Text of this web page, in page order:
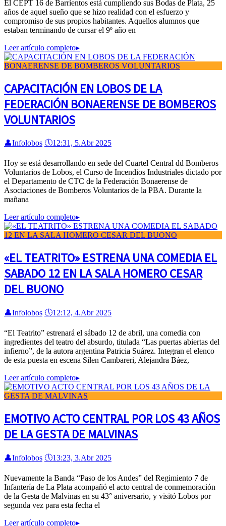
El CEPT 16 de Barrientos está cumpliendo sus Bodas de Plata, 25
años de aquel sueño que se hizo realidad con el esfuerzo y
compromiso de sus propios habitantes. Aquellos alumnos que
estaban terminando de cursar el 9º año en
Leer artículo completo▸
CAPACITACIÓN EN LOBOS DE LA
FEDERACIÓN BONAERENSE DE BOMBEROS
VOLUNTARIOS
👤Infolobos 🕔12:31, 5.Abr 2025
Hoy se está desarrollando en sede del Cuartel Central dd Bomberos
Voluntarios de Lobos, el Curso de Incendios Industriales dictado por
el Departamento de CTC de la Federación Bonaerense de
Asociaciones de Bomberos Voluntarios de la PBA. Durante la
mañana
Leer artículo completo▸
«EL TEATRITO» ESTRENA UNA COMEDIA EL
SABADO 12 EN LA SALA HOMERO CESAR
DEL BUONO
👤Infolobos 🕔12:12, 4.Abr 2025
“El Teatrito” estrenará el sábado 12 de abril, una comedia con
ingredientes del teatro del absurdo, titulada “Las puertas abiertas del
infierno”, de la autora argentina Patricia Suárez. Integran el elenco
de esta puesta en escena Silen Cambareri, Alejandra Báez,
Leer artículo completo▸
EMOTIVO ACTO CENTRAL POR LOS 43 AÑOS
DE LA GESTA DE MALVINAS
👤Infolobos 🕔13:23, 3.Abr 2025
Nuevamente la Banda “Paso de los Andes” del Regimiento 7 de
Infantería de La Plata acompañó el acto central de conmemoración
de la Gesta de Malvinas en su 43° aniversario, y visitó Lobos por
segunda vez para esta fecha el
Leer artículo completo▸